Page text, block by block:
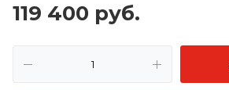
119 400 руб.